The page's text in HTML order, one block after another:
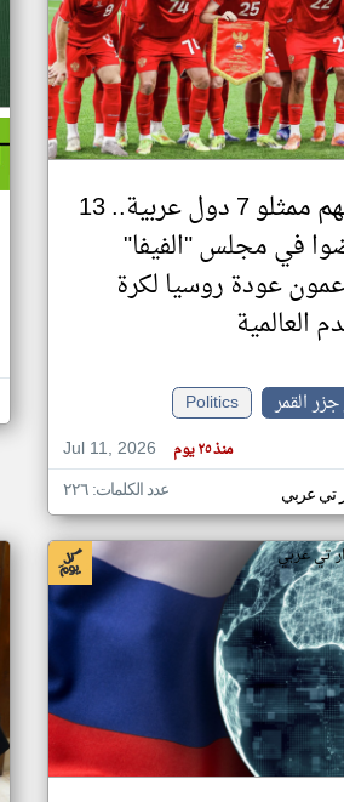
بينهم ممثلو 7 دول عربية.. 13
في مجلس "الفيفا"
عودة روسيا لكرة
العالمية
جزر القمر
Politics
Jul 11, 2026
منذ ٢٥ يوم
تي عربي عدد الكلمات: ٢٢٦
تي عربي